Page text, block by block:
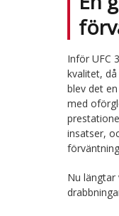
Inför UFC
kvalitet,
blev det
med
insatser,
Nu längtar